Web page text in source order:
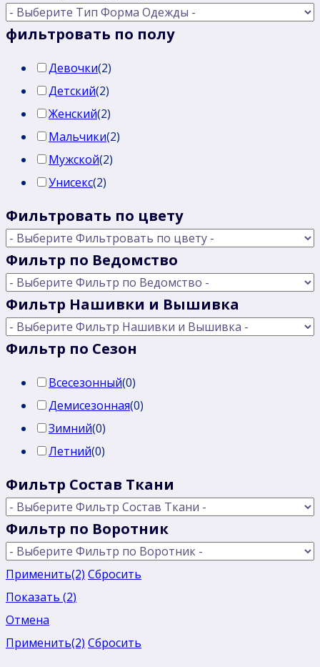
фильтровать по полу
Девочки(2)
Детский(2)
Женский(2)
Мальчики(2)
Мужской(2)
Унисекс(2)
Фильтровать по цвету
Фильтр по Ведомство
Фильтр Нашивки и Вышивка
Фильтр по Сезон
Всесезонный(0)
Демисезонная(0)
Зимний(0)
Летний(0)
Фильтр Состав Ткани
Фильтр по Воротник
Применить(2) Сбросить
Показать (2)
Отмена
Применить(2) Сбросить